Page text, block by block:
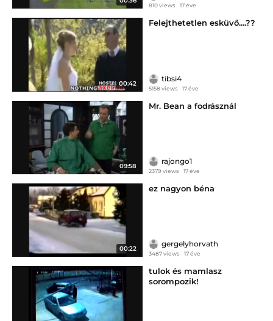
810 views 17 éve
00:42
Felejthetetlen esküvő....??
tibsi4
5158 views 17 éve
09:58
Mr. Bean a fodrásznál
rajongo1
2379 views 17 éve
00:22
ez nagyon béna
gergelyhorvath
3487 views 17 éve
tulok és mamlasz
sorompozik!